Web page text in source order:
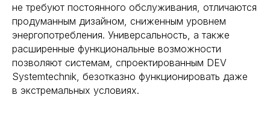
не требуют постоянного обслуживания, отличаются
продуманным дизайном, сниженным уровнем
энергопотребления. Универсальность, а также
расширенные функциональные возможности
позволяют системам, спроектированным DEV
Systemtechnik, безотказно функционировать даже
в экстремальных условиях.